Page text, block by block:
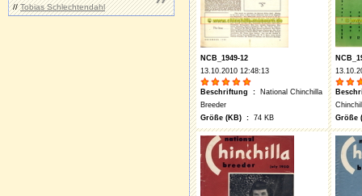
//Tobias Schlechtendahl
NCB_1949-12
13.10.2010 12:48:13
Beschriftung : National Chinchilla
Breeder
Größe (KB) : 74 KB